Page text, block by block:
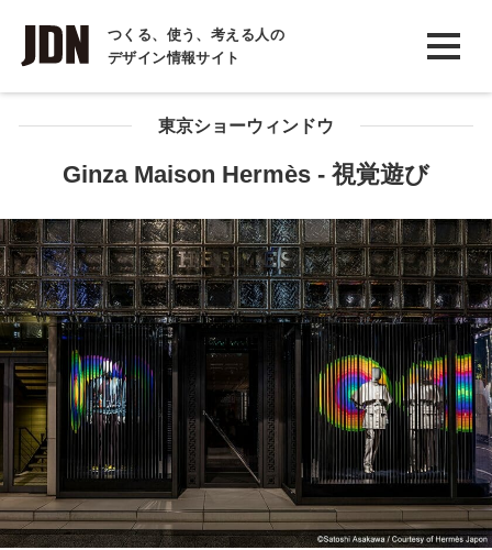
つくる、使う、考える人の
デザイン情報サイト
INTERVIEW
インタビュー
REPORT
コラム
東京ショーウィンドウ
Ginza Maison Hermès - 視覚遊び